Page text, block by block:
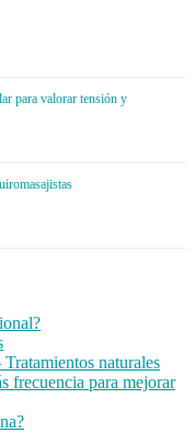
para valorar tensión y
naturales
frecuencia para mejorar